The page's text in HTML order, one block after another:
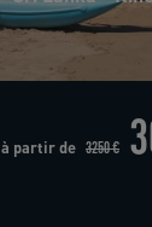
à partir de 3250 €